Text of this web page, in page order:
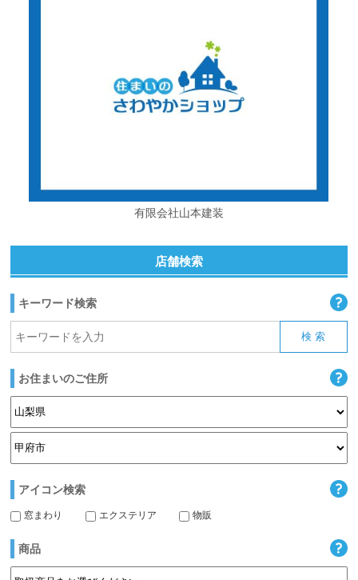
有限会社山本建装
店舗検索
キーワード検索
お住まいのご住所
アイコン検索
窓まわり エクステリア 物販
商品